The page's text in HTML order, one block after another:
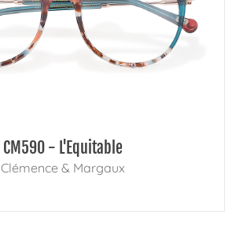
CM590 - L'Equitable
Clémence & Margaux